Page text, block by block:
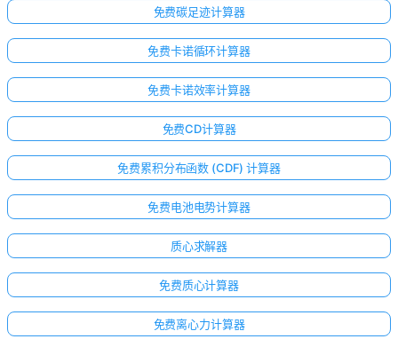
免费碳足迹计算器
免费卡诺循环计算器
免费卡诺效率计算器
免费CD计算器
免费累积分布函数 (CDF) 计算器
免费电池电势计算器
质心求解器
免费质心计算器
免费离心力计算器